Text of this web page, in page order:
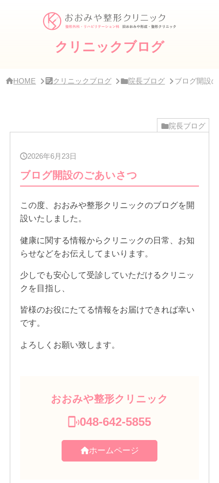
クリニックブログ
HOME クリニックブログ 院長ブログ ブログ開設
院長ブログ
2026年6月23日
ブログ開設のごあいさつ
この度、おおみや整形クリニックのブログを開
設いたしました。
健康に関する情報からクリニックの日常、お知
らせなどをお伝えしてまいります。
少しでも安心して受診していただけるクリニッ
クを目指し、
皆様のお役にたてる情報をお届けできれば幸い
です。
よろしくお願い致します。
おおみや整形クリニック
048-642-5855
ホームページ